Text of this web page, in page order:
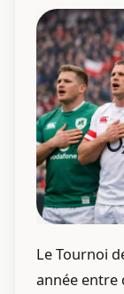
Le Tournoi
année entre